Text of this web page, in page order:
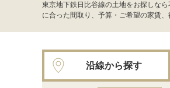
東京地下鉄日比谷線の土地をお探しな
に合った間取り、予算・ご希望の家賃
沿線から探す